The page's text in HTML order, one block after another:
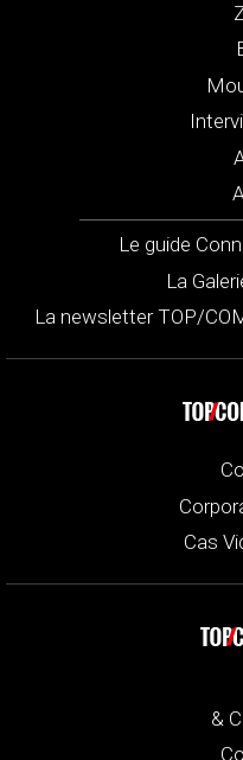
Le guide
La
La newsletter TOP/
Cas
&